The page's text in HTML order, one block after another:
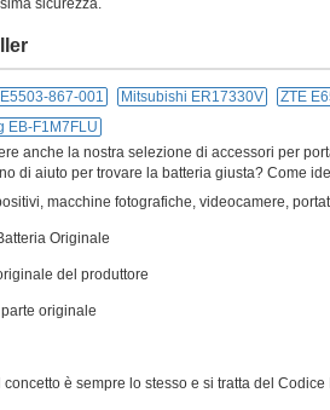
sicurezza.
867-001 Mitsubishi ER17330V ZTE
EB-F1M7FLU
anche la nostra selezione di accessori per
di aiuto per trovare la batteria giusta? Come
macchine fotografiche, videocamere,
Originale
del produttore
originale
concetto è sempre lo stesso e si tratta del